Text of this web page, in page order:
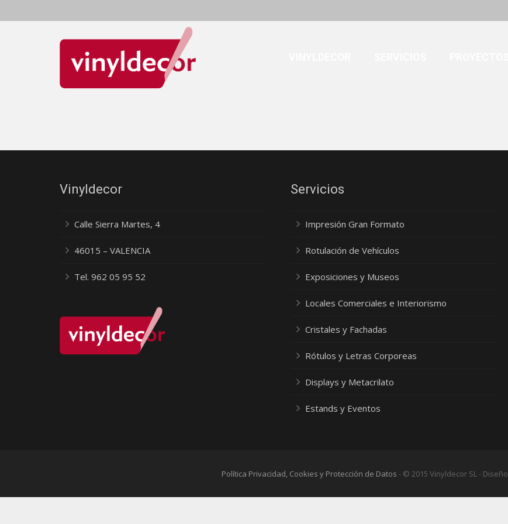
Vinyldecor
Calle Sierra Martes, 4
46015 – VALENCIA
Tel. 962 05 95 52
Servicios
Impresión Gran Formato
Rotulación de Vehículos
Exposiciones y Museos
Locales Comerciales e Interiorismo
Cristales y Fachadas
Rótulos y Letras Corporeas
Displays y Metacrilato
Estands y Eventos
Política Privacidad, Cookies y Protección de Datos - © 2015 Vinyldecor SL - Diseño